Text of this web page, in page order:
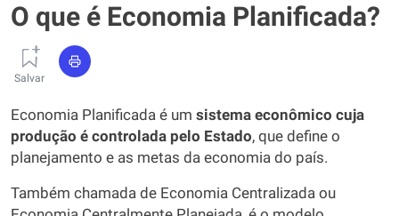
O que é Economia Planificada?
Salvar
Economia Planificada é um sistema econômico cuja
produção é controlada pelo Estado, que define o
planejamento e as metas da economia do país.
Também chamada de Economia Centralizada ou